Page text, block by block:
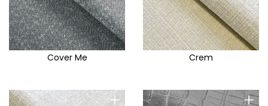
Cover Me Crem
+ +